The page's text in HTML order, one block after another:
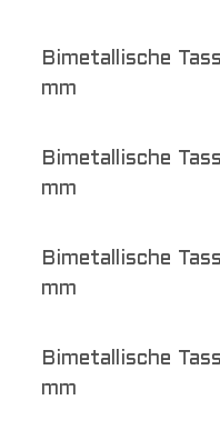
Bimetallische
mm
Bimetallische
mm
Bimetallische
mm
Bimetallische
mm